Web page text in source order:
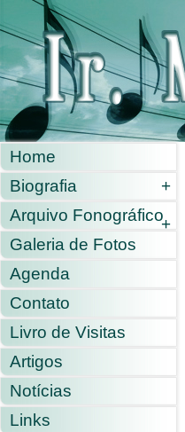
Home
Biografia
+
Arquivo Fonográfico+
Galeria de Fotos
Agenda
Contato
Livro de Visitas
Artigos
Notícias
Links